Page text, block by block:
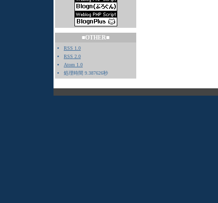
■OTHER■
RSS 1.0
RSS 2.0
Atom 1.0
処理時間 9.387626秒